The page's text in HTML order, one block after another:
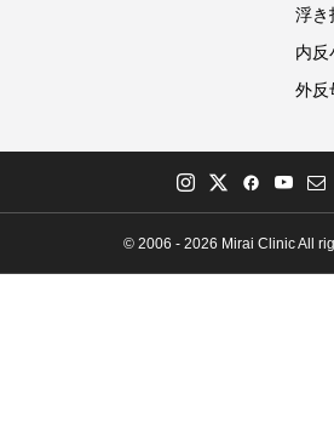
浮き
内反
外反
© 2006 - 2026 Mirai Clinic All